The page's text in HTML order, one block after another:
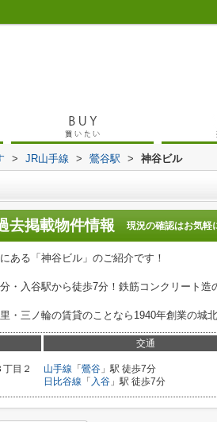
> JR山手線 > 鶯谷駅 > 神谷ビル
去掲載物件情報 現況の確認はお気軽
ある「神谷ビル」のご紹介です！
・入谷駅から徒歩7分！鉄筋コンクリート造
・三ノ輪の賃貸のことなら1940年創業の城
交通
丁目２
山手線 「 鶯谷 」駅 徒歩7分
日比谷線 「 入谷 」駅 徒歩7分